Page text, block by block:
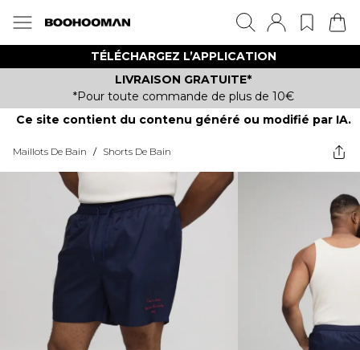
TÉLÉCHARGEZ L’APPLICATION
LIVRAISON GRATUITE*
*Pour toute commande de plus de 10€
Ce site contient du contenu généré ou modifié par IA.
Maillots De Bain / Shorts De Bain